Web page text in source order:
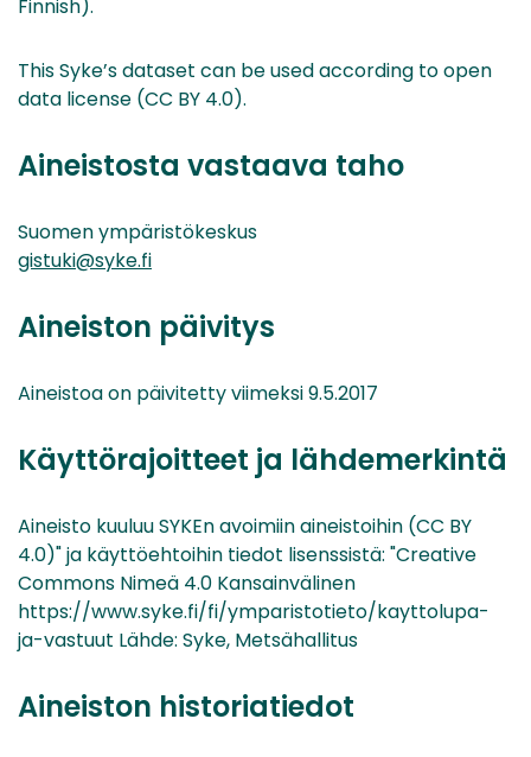
Finnish).
This Syke’s dataset can be used according to open
data license (CC BY 4.0).
Aineistosta vastaava taho
Suomen ympäristökeskus
gistuki@syke.fi
Aineiston päivitys
Aineistoa on päivitetty viimeksi 9.5.2017
Käyttörajoitteet ja lähdemerkintä
Aineisto kuuluu SYKEn avoimiin aineistoihin (CC BY
4.0)" ja käyttöehtoihin tiedot lisenssistä: "Creative
Commons Nimeä 4.0 Kansainvälinen
https://www.syke.fi/fi/ymparistotieto/kayttolupa-
ja-vastuut Lähde: Syke, Metsähallitus
Aineiston historiatiedot